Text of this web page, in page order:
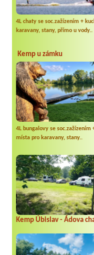
4L chaty se soc.zažízením +
karavany, stany, přímo u vody..
Kemp u zámku
4L bungalovy se soc.zažízením
místa pro karavany, stany..
Kemp Úbislav - Ádova